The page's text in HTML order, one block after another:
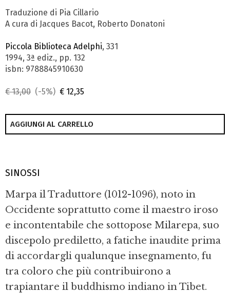
Traduzione di Pia Cillario
A cura di Jacques Bacot, Roberto Donatoni
Piccola Biblioteca Adelphi, 331
1994, 3ª ediz., pp. 132
isbn: 9788845910630
€ 13,00 (-5%) € 12,35
AGGIUNGI AL CARRELLO
SINOSSI
Marpa il Traduttore (1012-1096), noto in
Occidente soprattutto come il maestro iroso
e incontentabile che sottopose Milarepa, suo
discepolo prediletto, a fatiche inaudite prima
di accordargli qualunque insegnamento, fu
tra coloro che più contribuirono a
trapiantare il buddhismo indiano in Tibet.